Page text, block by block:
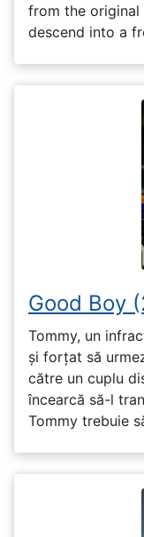
from the
descend into a
Good Boy
Tommy, un
și forțat să
către un cuplu
încearcă să-l
Tommy trebuie